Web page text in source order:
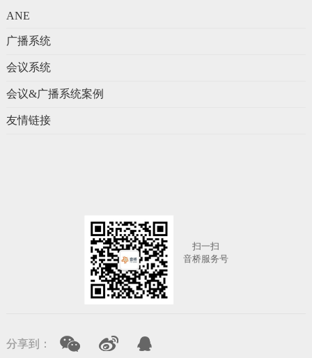
上一页 下一页
ANE
广播系统
会议系统
会议&广播系统案例
友情链接
扫一扫
音桥服务号
分享到：